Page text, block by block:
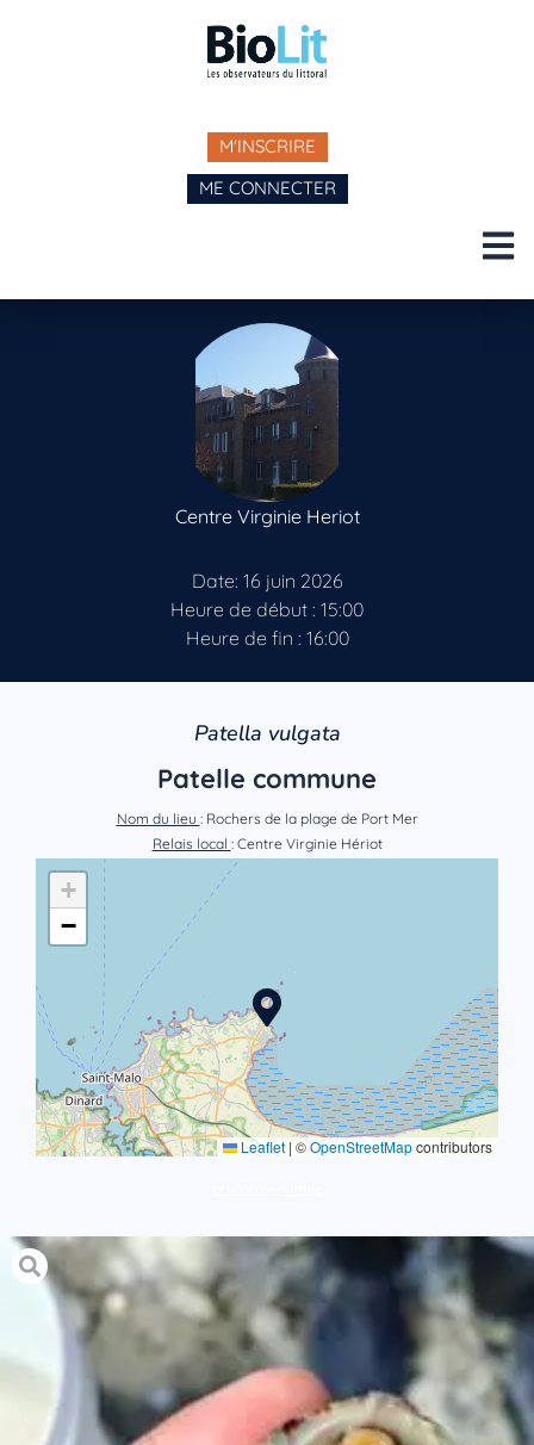
M'INSCRIRE
ME CONNECTER
Centre Virginie Heriot
Date: 16 juin 2026
Heure de début : 15:00
Heure de fin : 16:00
Patella vulgata
Patelle commune
Nom du lieu : Rochers de la plage de Port Mer
Relais local : Centre Virginie Hériot
+
−
Leaflet | ©OpenStreetMapcontributors